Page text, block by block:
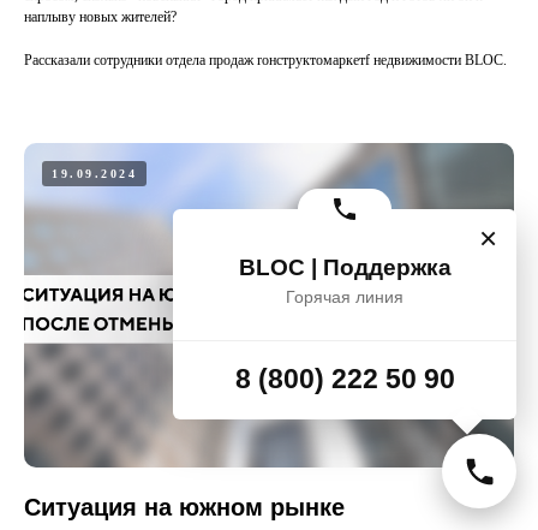
наплыву новых жителей?
Рассказали сотрудники отдела продаж rонструктомаркетf недвижимости BLOC.
19.09.2024
Ситуация на южном рынке
×
BLOC | Поддержка
Горячая линия
8 (800) 222 50 90